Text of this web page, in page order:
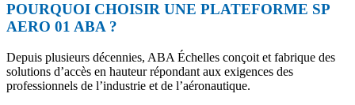
POURQUOI CHOISIR UNE PLATEFORME SP
AERO 01 ABA ?
Depuis plusieurs décennies, ABA Échelles conçoit et fabrique des
solutions d’accès en hauteur répondant aux exigences des
professionnels de l’industrie et de l’aéronautique.